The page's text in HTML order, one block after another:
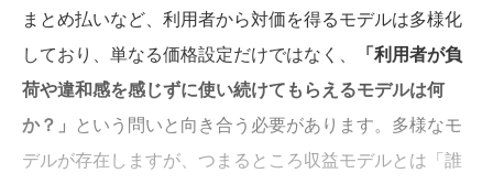
まとめ払いなど、利用者から対価を得るモデルは多様化
しており、単なる価格設定だけではなく、
「利用者が負
荷や違和感を感じずに使い続けてもらえるモデルは何
か？」 という問いと向き合う必要があります。多様なモ
デルが存在しますが、つまるところ収益モデルとは「誰